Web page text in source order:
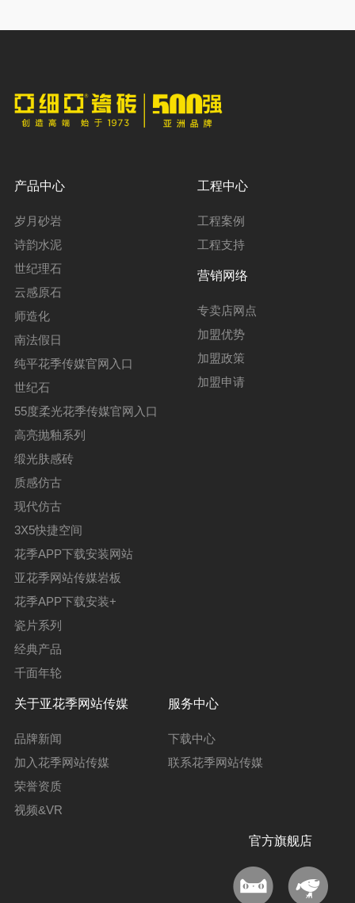
产品中心
岁月砂岩
诗韵水泥
世纪理石
云感原石
师造化
南法假日
纯平花季传媒官网入口
世纪石
55度柔光花季传媒官网入口
高亮抛釉系列
缎光肤感砖
质感仿古
现代仿古
3X5快捷空间
花季APP下载安装网站
亚花季网站传媒岩板
花季APP下载安装+
瓷片系列
经典产品
千面年轮
工程中心
工程案例
工程支持
营销网络
专卖店网点
加盟优势
加盟政策
加盟申请
关于亚花季网站传媒
品牌新闻
加入花季网站传媒
荣誉资质
视频&VR
服务中心
下载中心
联系花季网站传媒
官方旗舰店